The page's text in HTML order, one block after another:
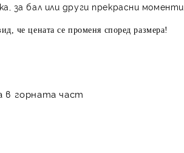
за бал или други прекрасни моменти.
че цената се променя според размера!
в горната част